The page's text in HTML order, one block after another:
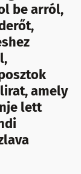
be arról,
amely
lett